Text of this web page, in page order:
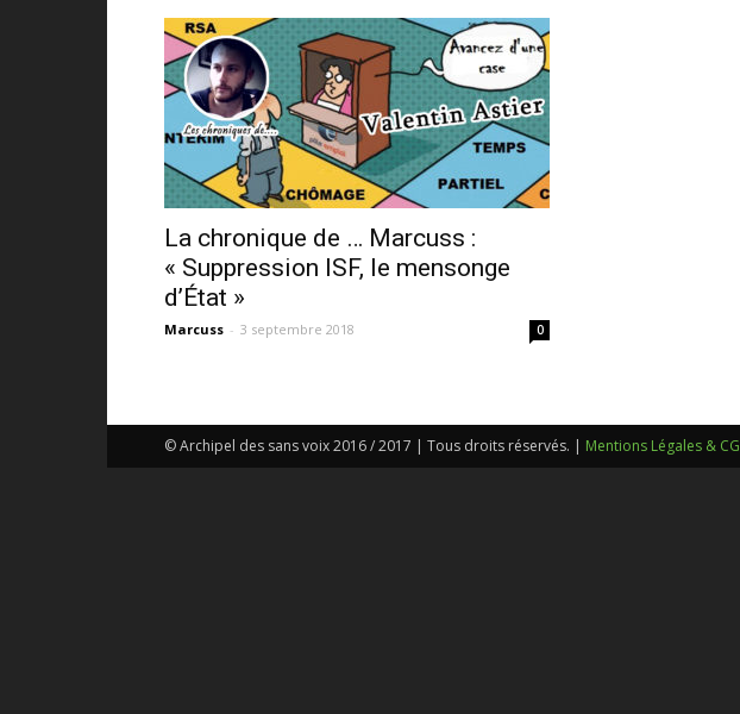
La chronique de … Marcuss :
« Suppression ISF, le mensonge
d’État »
Marcuss - 3 septembre 2018 0
© Archipel des sans voix 2016 / 2017 | Tous droits réservés. | Mentions Légales & CG